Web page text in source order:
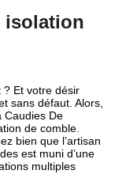
isolation
? Et votre désir
sans défaut. Alors,
Caudies De
de comble.
bien que l’artisan
est muni d’une
multiples